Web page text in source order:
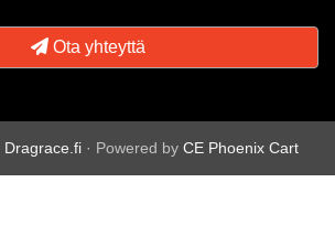
Ota yhteyttä
Dragrace.fi · Powered by CE Phoenix Cart